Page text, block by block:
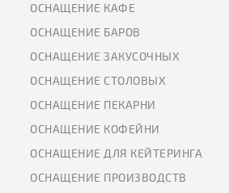
ОСНАЩЕНИЕ КАФЕ
ОСНАЩЕНИЕ БАРОВ
ОСНАЩЕНИЕ ЗАКУСОЧНЫХ
ОСНАЩЕНИЕ СТОЛОВЫХ
ОСНАЩЕНИЕ ПЕКАРНИ
ОСНАЩЕНИЕ КОФЕЙНИ
ОСНАЩЕНИЕ ДЛЯ КЕЙТЕРИНГА
ОСНАЩЕНИЕ ПРОИЗВОДСТВ